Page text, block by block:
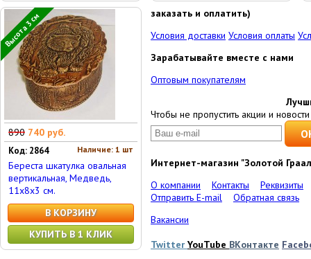
Высота 3 см
890 740 руб.
Наличие: 1 шт
Код: 2864
Береста шкатулка овальная
вертикальная, Медведь,
11x8x3 см.
В КОРЗИНУ
КУПИТЬ В 1 КЛИК
заказать и оплатить)
Условия доставки Условия оплаты
Зарабатывайте вместе с нами
Оптовым покупателям
Чтобы не пропустить акции и
Интернет-магазин "Золотой
О компании
Контакты
Реквизиты
Отправить E-mail
Обратная связь
Вакансии
Twitter YouTube ВКонтакте